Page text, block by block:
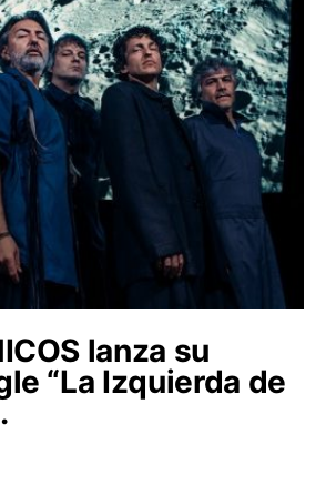
lanza su
“La Izquierda de